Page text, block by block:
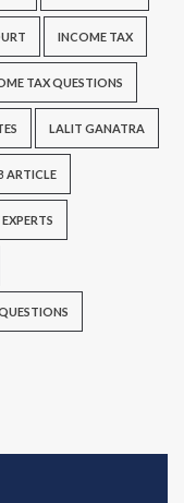
INCOME TAX
TAX QUESTIONS
LALIT GANATRA
ARTICLE